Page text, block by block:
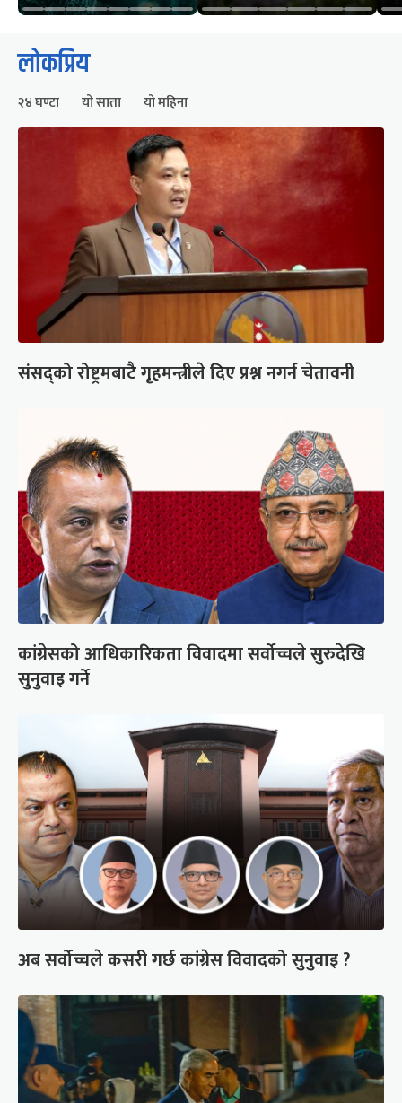
लोकप्रिय
२४ घण्टा यो साता यो महिना
संसद्को रोष्ट्रमबाटै गृहमन्त्रीले दिए प्रश्न नगर्न चेतावनी
कांग्रेसको आधिकारिकता विवादमा सर्वोच्चले सुरुदेखि
सुनुवाइ गर्ने
अब सर्वोच्चले कसरी गर्छ कांग्रेस विवादको सुनुवाइ ?